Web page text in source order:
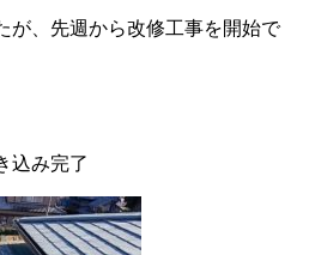
が、先週から改修工事を開始で
撤去後
込み完了